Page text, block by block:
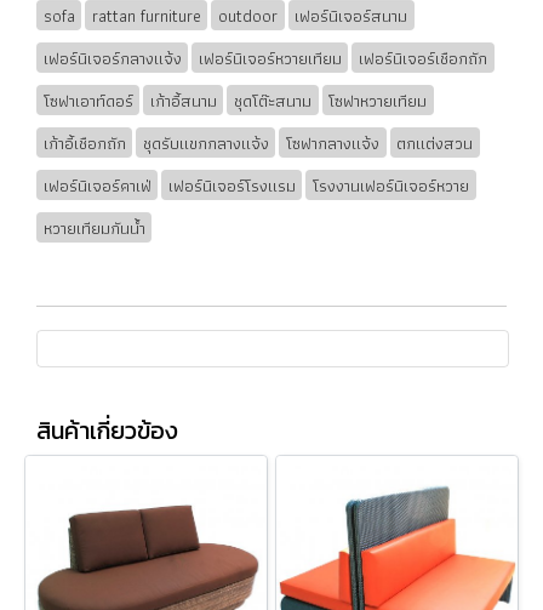
sofa rattan furniture outdoor
เฟอร์นิเจอร์สนาม
เฟอร์นิเจอร์กลางแจ้ง
เฟอร์นิเจอร์หวายเทียม
เฟอร์นิเจอร์เชือกถัก
โซฟาเอาท์ดอร์
เก้าอี้สนาม ชุดโต๊ะสนาม
โซฟาหวายเทียม
เก้าอี้เชือกถัก
ชุดรับแขกกลางแจ้ง โซฟากลางแจ้ง
ตกแต่งสวน
เฟอร์นิเจอร์คาเฟ่
เฟอร์นิเจอร์โรงแรม
โรงงานเฟอร์นิเจอร์หวาย
หวายเทียมกันน้ำ
สินค้าเกี่ยวข้อง